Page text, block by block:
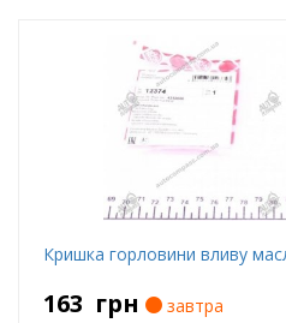
Кришка горловини вливу
163 грн
завтра